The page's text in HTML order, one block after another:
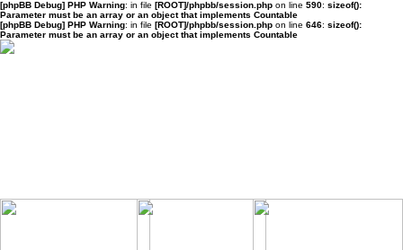
[phpBB Debug] PHP Warning: in file [ROOT]/phpbb/session.php on line 590: sizeof():
Parameter must be an array or an object that implements Countable
[phpBB Debug] PHP Warning: in file [ROOT]/phpbb/session.php on line 646: sizeof():
Parameter must be an array or an object that implements Countable